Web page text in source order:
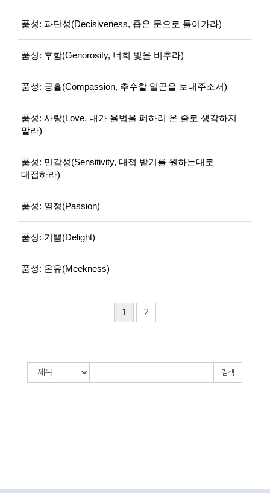
품성: 과단성(Decisiveness, 좁은 문으로 들어가라)
품성: 후함(Genorosity, 너희 빛을 비추라)
품성: 긍휼(Compassion, 추수할 일꾼을 보내주소서)
품성: 사랑(Love, 내가 율법을 폐하러 온 줄로 생각하지
말라)
품성: 민감성(Sensitivity, 대접 받기를 원하는대로
대접하라)
품성: 열정(Passion)
품성: 기쁨(Delight)
품성: 온유(Meekness)
1 2
검색